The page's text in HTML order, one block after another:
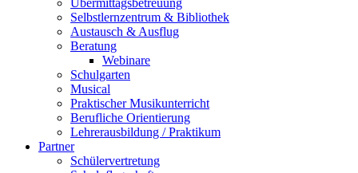
Übermittagsbetreuung
Selbstlernzentrum & Bibliothek
Austausch & Ausflug
Beratung
Webinare
Schulgarten
Musical
Praktischer Musikunterricht
Berufliche Orientierung
Lehrerausbildung / Praktikum
Partner
Schülervertretung